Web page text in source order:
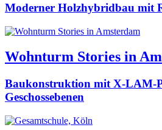
Moderner Holzhybridbau mit
Wohnturm Stories in
Baukonstruktion mit X-LAM-
Geschossebenen